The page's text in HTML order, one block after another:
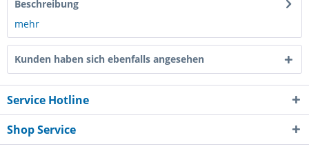
Beschreibung
mehr
Kunden haben sich ebenfalls angesehen
Service Hotline
Shop Service